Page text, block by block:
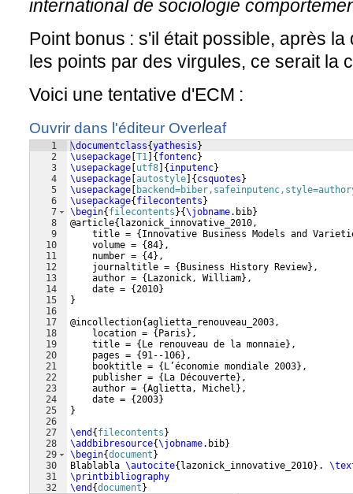
international de sociologie
Point bonus : s'il était possible, après
les points par des virgules, ce serait la
Voici une tentative d'ECM :
Ouvrir dans l'éditeur Overleaf
1
2
3
4
5
6
7
8
9
10
11
12
13
14
15
16
17
18
19
20
21
22
23
24
25
26
27
28
29
30
31
32
\documentclass{yathesis }
\usepackage T1 { fontenc}
\usepackage utf8 { inputenc}
\usepackage autostyle { csquotes }
\usepackage
\usepackage{ filecontents }
\begin{ filecontents }{\jobname.bib}
@article{ lazonick_innovative_2010,
    title =
{ Innovative Business Models and
    volume =
{84} ,
    number =
{4} ,
    journaltitle =
{ Business History Review} ,
    author =
{ Lazonick, William} ,
    date =
{2010}
}
@incollection{aglietta_renouveau_2003,
    location =
{ Paris } ,
    title =
{ Le renouveau de la monnaie} ,
    pages =
{91--106} ,
    booktitle =
{ L’économie mondiale 2003} ,
    publisher =
{ La Découverte} ,
    author =
{Aglietta, Michel } ,
    date =
{2003}
}
\end { filecontents }
\addbibresource{\jobname.bib}
\begin{document }
Blablabla \autocite{ lazonick_innovative_2010} .
\printbibliography
\end {document }